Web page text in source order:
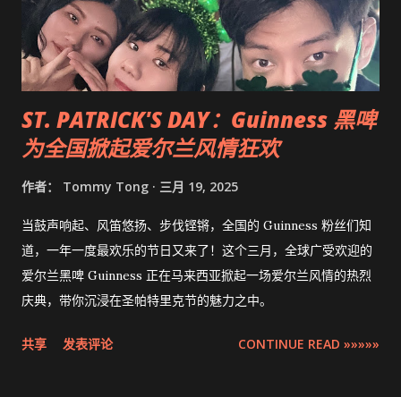
ST. PATRICK'S DAY：Guinness 黑啤
为全国掀起爱尔兰风情狂欢
作者： Tommy Tong 三月 19, 2025
当鼓声响起、风笛悠扬、步伐铿锵，全国的 Guinness 粉丝们知
道，一年一度最欢乐的节日又来了！这个三月，全球广受欢迎的
爱尔兰黑啤 Guinness 正在马来西亚掀起一场爱尔兰风情的热烈
庆典，带你沉浸在圣帕特里克节的魅力之中。
共享 发表评论 CONTINUE READ »»»»»